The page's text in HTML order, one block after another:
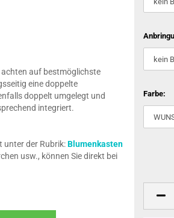
Farbe:
auf bestmöglichste
eine doppelte
doppelt umgelegt und
integriert.
unter der Rubrik:Blumenkasten
usw., können Sie direkt bei